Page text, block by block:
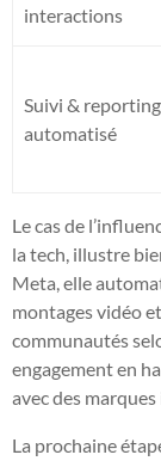
interactions
Suivi & reporting
automatisé
Le cas de
la tech, illustre
Meta, elle
montages vidéo
communautés
engagement en
avec des
La prochaine